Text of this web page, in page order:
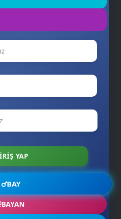
👨‍💻
BAY
BAYAN